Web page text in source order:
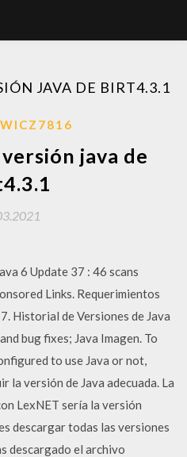
JAVA DE BIRT4.3.1
java de
6 Update 37 : 46 scans
Links. Requerimientos
Historial de Versiones de Java
bug fixes; Java Imagen. To
to use Java or not,
la versión de Java adecuada. La
LexNET sería la versión
descargar todas las versiones
descargado el archivo